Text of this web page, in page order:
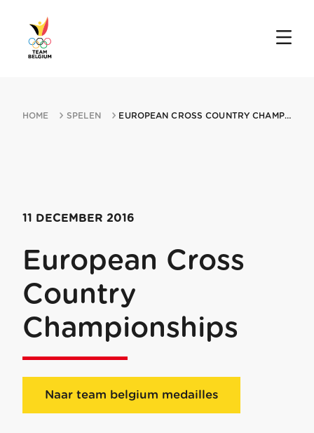
HOME SPELEN EUROPEAN CROSS COUNTRY CHAMPIONSHIPS 11122016 CHIA
11 DECEMBER 2016
European Cross
Country
Championships
Naar team belgium medailles